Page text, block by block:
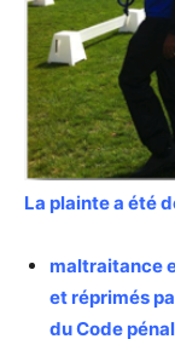
La plainte a été
maltraitance
et réprimés
du Code pénal